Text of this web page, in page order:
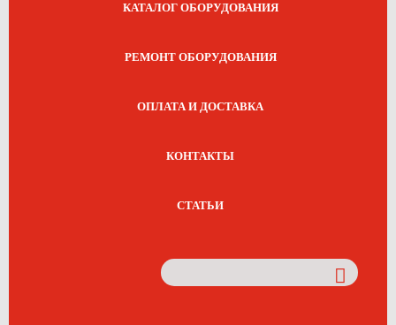
КАТАЛОГ ОБОРУДОВАНИЯ
РЕМОНТ ОБОРУДОВАНИЯ
ОПЛАТА И ДОСТАВКА
КОНТАКТЫ
СТАТЬИ